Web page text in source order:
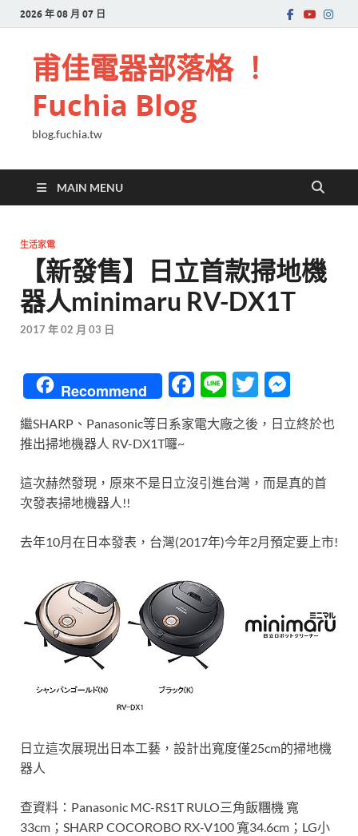
2026 年 08 月 07 日
甫佳電器部落格 ！
Fuchia Blog
blog.fuchia.tw
MAIN MENU
生活家電
【新發售】日立首款掃地機
器人minimaru RV-DX1T
2017 年 02 月 03 日
Recommend
F
ac
e
o
k
Li
n
e
T
w
itt
es
se
g
繼SHARP、Panasonic等日系家電大廠之後，日立終於也
推出掃地機器人 RV-DX1T囉~
這次赫然發現，原來不是日立沒引進台灣，而是真的首
次發表掃地機器人!!
去年10月在日本發表，台灣(2017年)今年2月預定要上市!
日立這次展現出日本工藝，設計出寬度僅25cm的掃地機
器人
查資料：Panasonic MC-RS1T RULO三角飯糰機 寬
33cm；SHARP COCOROBO RX-V100 寬34.6cm；LG小